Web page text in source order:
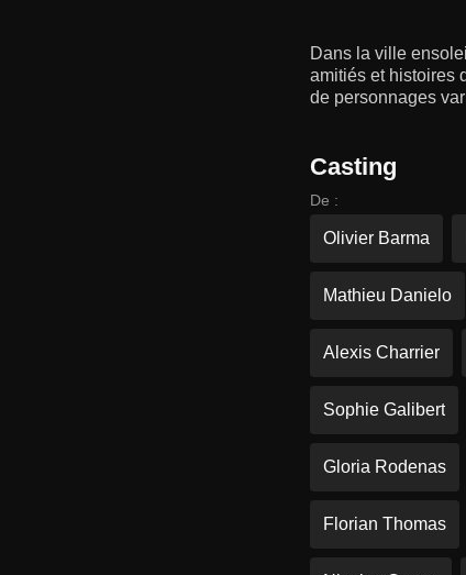
Dans la ville
amitiés et histoires
de personnages
Casting
De :
Olivier Barma
Mathieu Danielo
Alexis Charrier
Sophie Galibert
Gloria Rodenas
Florian Thomas